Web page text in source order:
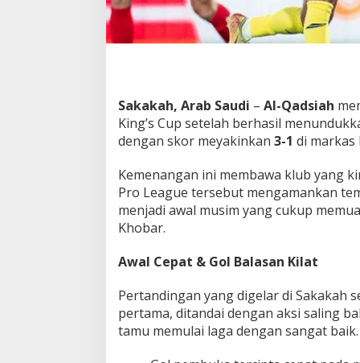
e
s
a
t
e
l
a
T
u
m
b
g
n
A
l
Sakakah, Arab Saudi – Al-Qadsiah
King’s Cup setelah berhasil
dengan skor meyakinkan 3-1 di markas
Kemenangan ini membawa klub yang
Pro League tersebut mengamankan
menjadi awal musim yang cukup
Khobar.
Awal Cepat & Gol Balasan Kilat
Pertandingan yang digelar di Sakakah
pertama, ditandai dengan aksi saling
tamu memulai laga dengan sangat baik.